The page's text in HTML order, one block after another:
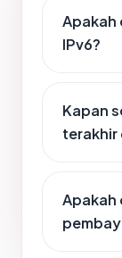
Apakah
IPv6?
Kapan
terakhir
Apakah